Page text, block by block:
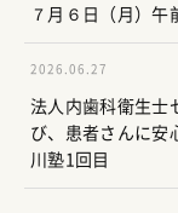
７月６日（月）午
2026.06.27
法人内歯科衛生士
び、患者さんに安
川塾1回目